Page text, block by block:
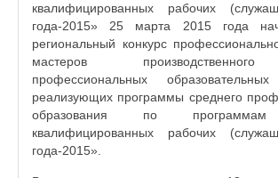
квалифицированных рабочих
года-2015» 25 марта 2015 года
региональный конкурс
мастеров
профессиональных образовательных
реализующих программы среднего
образования по программам
квалифицированных рабочих
года-2015».